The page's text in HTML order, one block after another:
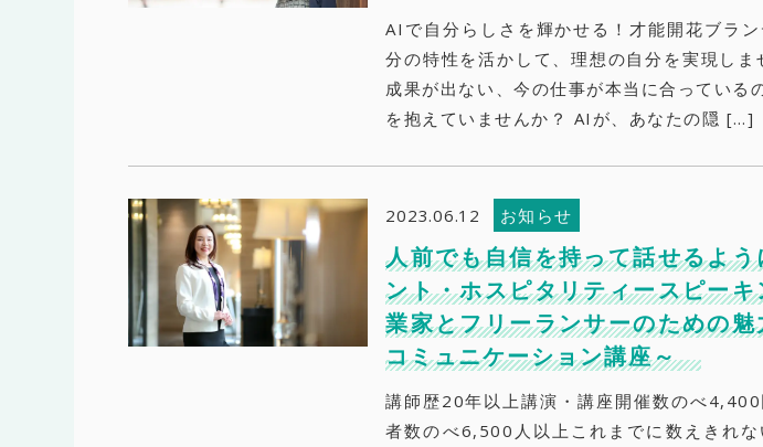
AIで自分らしさを輝かせる！才能開花ブラ
分の特性を活かして、理想の自分を実現しま
成果が出ない、今の仕事が本当に合っている
を抱えていませんか？ AIが、あなたの隠 […]
2023.06.12 お知らせ
人前でも自信を持って話せるよ
ント・ホスピタリティースピー
業家とフリーランサーのための
コミュニケーション講座～
講師歴20年以上講演・講座開催数のべ
者数のべ6,500人以上これまでに数えきれな